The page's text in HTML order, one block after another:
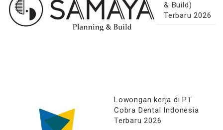
& Build)
Terbaru 2026
Lowongan kerja di PT
Cobra Dental Indonesia
Terbaru 2026